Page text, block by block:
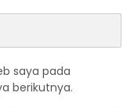
saya pada
berikutnya.